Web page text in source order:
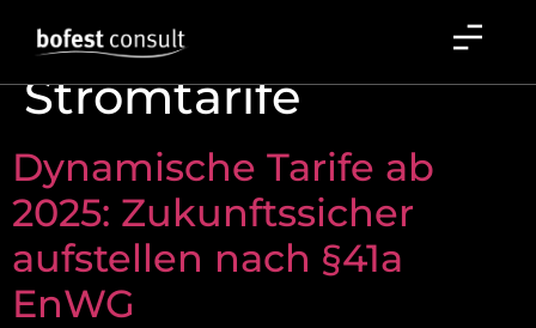
Schlagwort:
Stromtarife
Dynamische Tarife ab
2025: Zukunftssicher
aufstellen nach §41a
EnWG